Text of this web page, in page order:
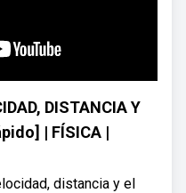
DISTANCIA Y
| FÍSICA |
distancia y el